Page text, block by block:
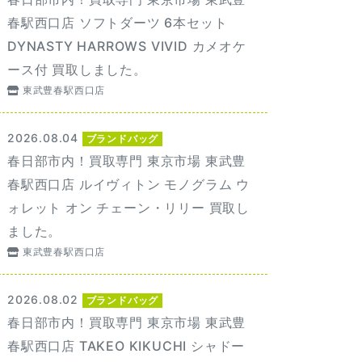
春駅西口店 ソフトダーツ 6本セット
DYNASTY HARROWS VIVID カメオケ
ース付 買取しました。
東武豊春駅西口店
2026.08.04 ブランドバッグ
春日部市内！買取専門 東京市場 東武豊
春駅西口店 ルイヴィトン モノグラム ウ
ォレット オン チェーン・リリー 買取し
ました。
東武豊春駅西口店
2026.08.02 ブランドバッグ
春日部市内！買取専門 東京市場 東武豊
春駅西口店 TAKEO KIKUCHI シャドー